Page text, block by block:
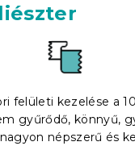
felületi kezelése a
gyűrődő, könnyű,
népszerű és